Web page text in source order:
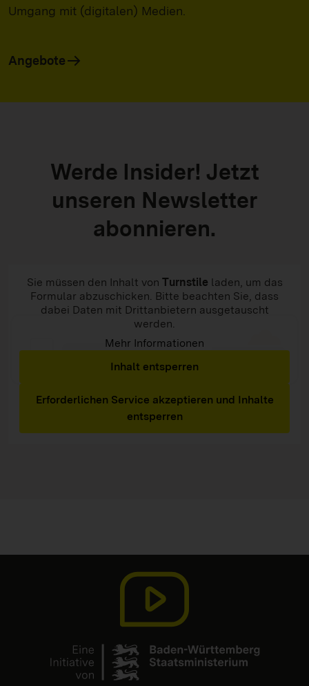
Umgang mit (digitalen) Medien.
Angebote
Werde Insider! Jetzt
unseren Newsletter
abonnieren.
Sie müssen den Inhalt von Turnstile laden, um das
Formular abzuschicken. Bitte beachten Sie, dass
dabei Daten mit Drittanbietern ausgetauscht
werden.
Mehr Informationen
Inhalt entsperren
Erforderlichen Service akzeptieren und Inhalte
entsperren